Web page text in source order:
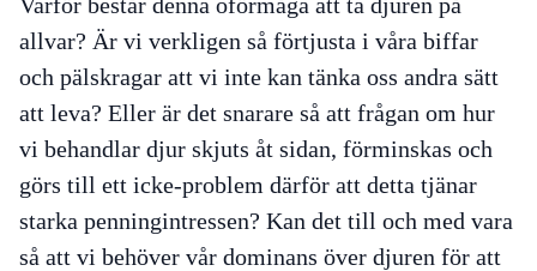
allvar? Är vi verkligen så förtjusta i våra biffar
och pälskragar att vi inte kan tänka oss andra sätt
att leva? Eller är det snarare så att frågan om hur
vi behandlar djur skjuts åt sidan, förminskas och
görs till ett icke-problem därför att detta tjänar
starka penningintressen? Kan det till och med vara
så att vi behöver vår dominans över djuren för att